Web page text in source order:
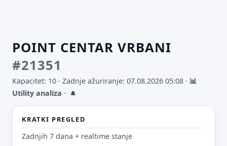
POINT CENTAR VRBANI
#21351
Kapacitet: 10 · Zadnje ažuriranje: 07.08.2026 05:08 · 📊
Utility analiza · 🔔
KRATKI PREGLED
Zadnjih 7 dana + realtime stanje